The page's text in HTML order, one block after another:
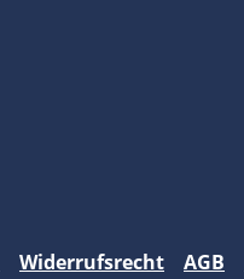
Widerrufsrecht AGB